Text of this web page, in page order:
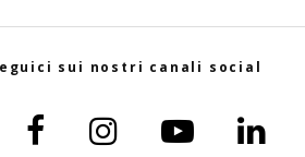
sui nostri canali social